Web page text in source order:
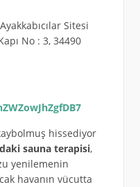
Sitesi
No : 3, 34490
hissediyor
sauna terapisi,
yenilemenin
havanın vücutta